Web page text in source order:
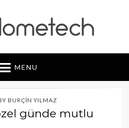
| Blog
güvenilir"
MENU
BURÇIN YILMAZ
günde mutlu